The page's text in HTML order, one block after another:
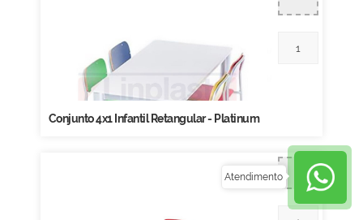
Conjunto 4x1 Infantil Retangular - Platinum
Atendimento